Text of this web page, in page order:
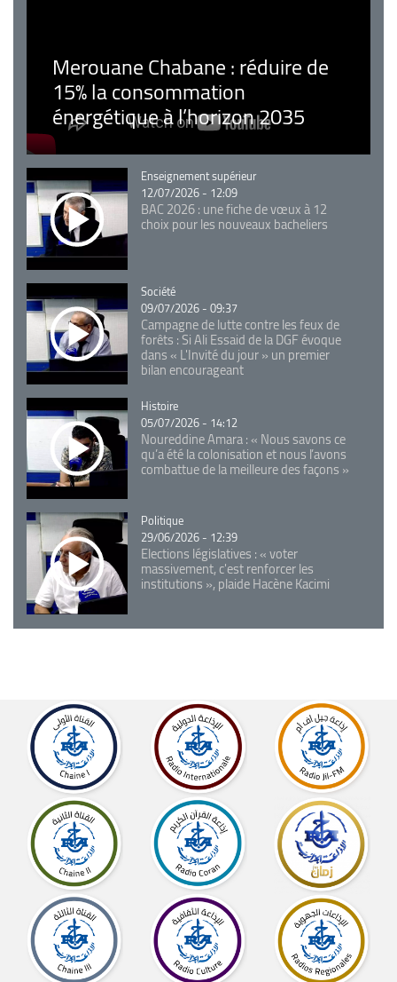
Merouane Chabane : réduire de
15% la consommation
énergétique à l’horizon 2035
Catégorie
Enseignement supérieur
12/07/2026 - 12:09
BAC 2026 : une fiche de vœux à 12
choix pour les nouveaux bacheliers
Catégorie
Société
09/07/2026 - 09:37
Campagne de lutte contre les feux de
forêts : Si Ali Essaid de la DGF évoque
dans « L'Invité du jour » un premier
bilan encourageant
Catégorie
Histoire
05/07/2026 - 14:12
Noureddine Amara : « Nous savons ce
qu’a été la colonisation et nous l’avons
combattue de la meilleure des façons »
Catégorie
Politique
29/06/2026 - 12:39
Elections législatives : « voter
massivement, c'est renforcer les
institutions », plaide Hacène Kacimi